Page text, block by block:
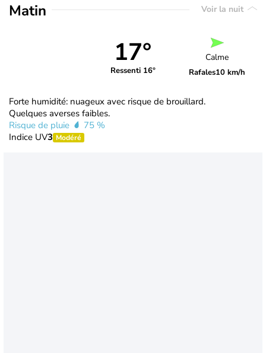
Matin Voir la nuit
17°
Ressenti 16°
Calme
Rafales10 km/h
Forte humidité: nuageux avec risque de brouillard.
Quelques averses faibles.
Risque de pluie
75 %
Indice UV3 Modéré